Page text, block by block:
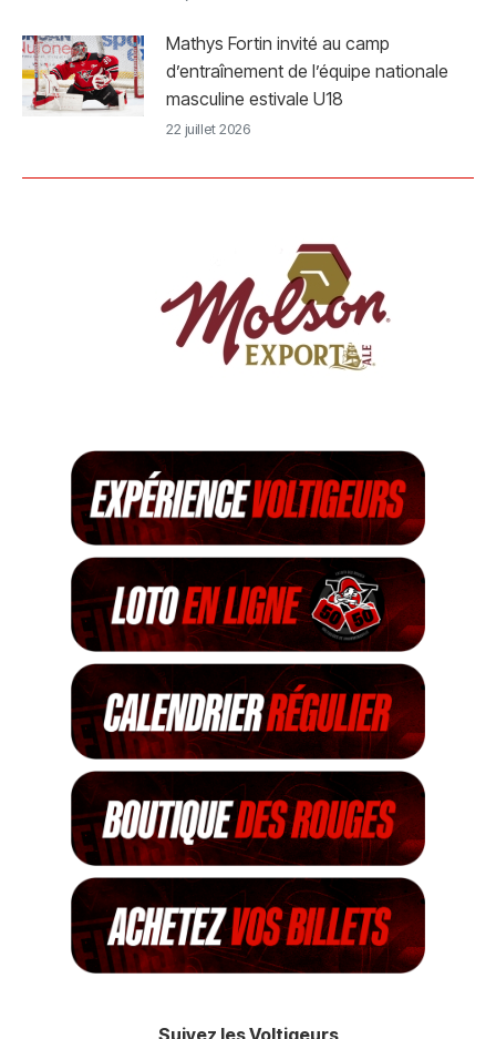
Mathys Fortin invité au camp
d’entraînement de l’équipe nationale
masculine estivale U18
22 juillet 2026
Suivez les Voltigeurs